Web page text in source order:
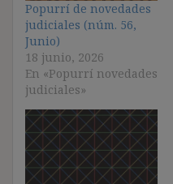
Popurrí de novedades
judiciales (núm. 56,
Junio)
18 junio, 2026
En «Popurrí novedades
judiciales»